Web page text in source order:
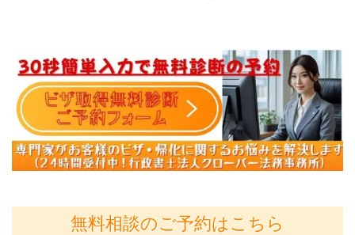
無料相談のご予約はこちら